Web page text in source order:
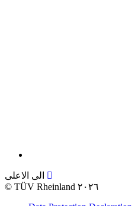
الى الاعلى
©
TÜV Rheinland ٢٠٢٦